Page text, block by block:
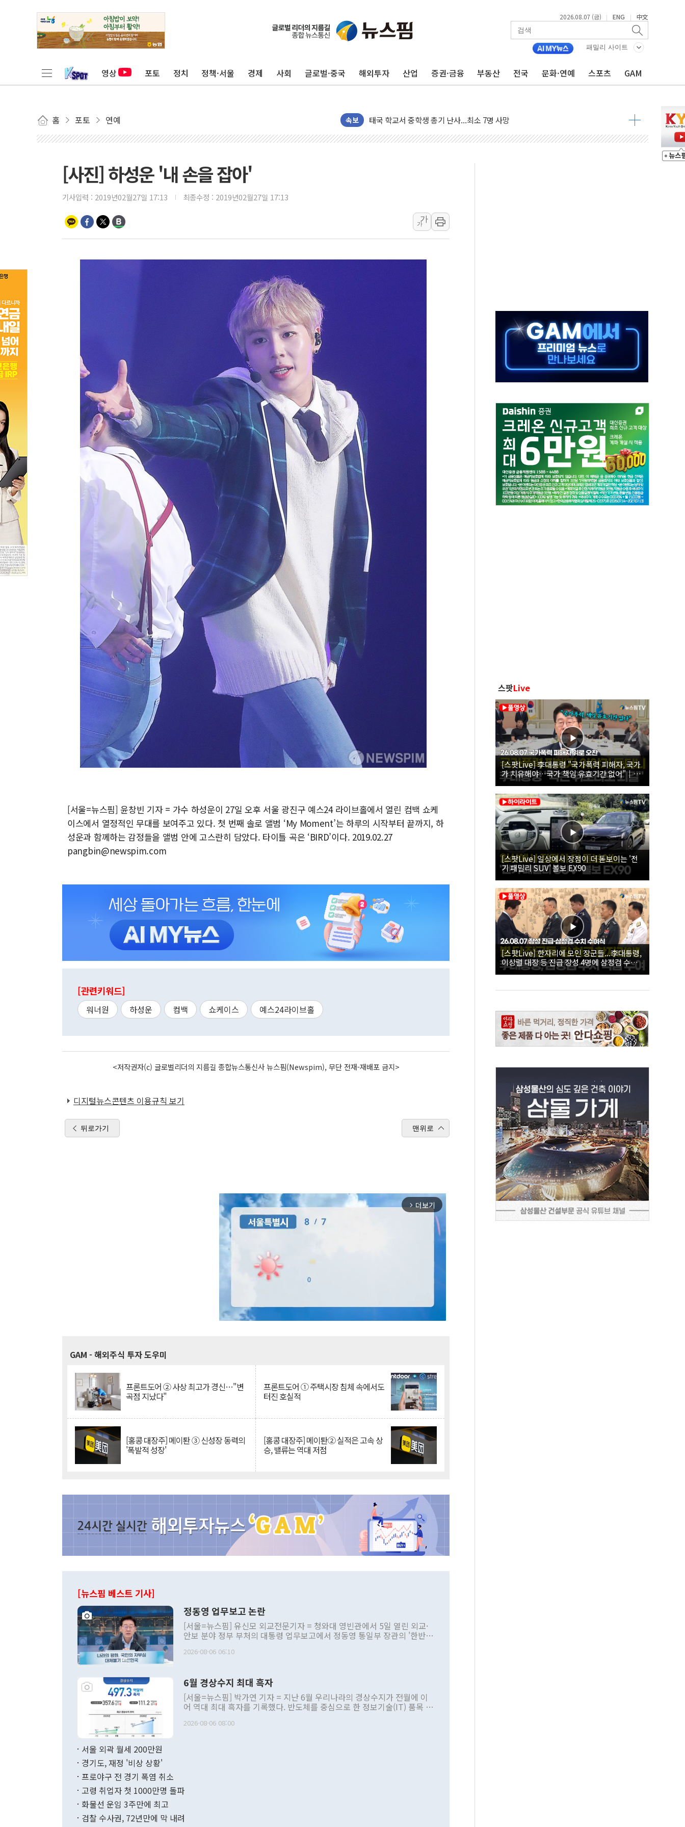
2026.08.07 (금) | ENG | 中文
패밀리 사이트
영상 포토 정치 정책·서울 경제 사회 글로벌·중국 해외투자 산업 증권·금융 부동산 전국 문화·연예 스포츠 GAM
홈 포토 연예 속보
'찜통더위'에 전력수요 역대 최고치 경신…한낮 총수요 104.3GW 기록
후티 반군, 예멘 정부군과 사우디 동시 공격… 위기 고조되는 또 다른 중동 화약고
경찰, 9월부터 '가족 사건' 못 맡는다…상피제 실시
포스코홀딩스, 포스코인터·DX 지분 일부 매각
40.2도 찍은 서울 등 폭염중대경보 해제…누적 온열질환자 2872명
"文정부 악몽 재현 안돼"...李 부동산 세제안에 與 내부서 '총선·대선 직격탄' 우려
李대통령, 호우 피해 경북 안동·의성 특별재난지역 선포
프롬바이오, 10일 거래 재개…"재무구조 개편"
NH농협생명, 농작업 중 온열질환 보장…폭염기 신속 보상 강화
아바코, 2분기 매출 120억원
랩지노믹스 "디엑솜과 美 암 진단 분야 독점 라이선스 계약"
벼랑 끝 선 '동전주' 무더기 상폐 위기…관리종목 우려 지정예고 총 63개
[사진] 하성운 '내 손을 잡아'
기사입력 : 2019년02월27일 17:13 최종수정 : 2019년02월27일 17:13
가
가
[서울=뉴스핌] 윤창빈 기자 = 가수 하성운이 27일 오후 서울 광진구 예스24 라이브홀에서 열린 컴백 쇼케
이스에서 열정적인 무대를 보여주고 있다. 첫 번째 솔로 앨범 ‘My Moment’는 하루의 시작부터 끝까지, 하
성운과 함께하는 감정들을 앨범 안에 고스란히 담았다. 타이틀 곡은 ‘BIRD’이다. 2019.02.27
pangbin@newspim.com
[관련키워드]
워너원 하성운 컴백 쇼케이스 예스24라이브홀
<저작권자(c) 글로벌리더의 지름길 종합뉴스통신사 뉴스핌(Newspim), 무단 전재-재배포 금지>
디지털뉴스콘텐츠 이용규칙 보기
뒤로가기 맨위로
arrow_forward_ios 더보기
GAM - 해외주식 투자 도우미
프론트도어 ② 사상 최고가 경신…"변
곡점 지났다"
프론트도어 ① 주택시장 침체 속에서도
터진 호실적
[홍콩 대장주] 메이퇀 ③ 신성장 동력의
'폭발적 성장'
[홍콩 대장주] 메이퇀② 실적은 고속 상
승, 밸류는 역대 저점
[뉴스핌 베스트 기사]
정동영 업무보고 논란
[서울=뉴스핌] 유신모 외교전문기자 = 청와대 영빈관에서 5일 열린 외교·
안보 분야 정부 부처의 대통령 업무보고에서 정동영 통일부 장관의 '한반도
발언 중에는 정부 내 조율을 거치지 않은 사안을 정책으로 추진하겠다고 공
주의적 희망에 근거한 비현실적 구상'이라는 비판을 내놨다. 그동안 정 장
관의 대북 정책 관련 발언이 물의를 빚은 적은 여러 번 있지만 대통령과 유
관 부처 장관이 공개적으로 부정적 입장을 표명한 것은 이례적이다. 정 장
관의 무리한 대북 접근법과 월권을 제어해야 한다는 목소리도 높아지고 있
다. [정동영 통일부 장관이 지난달 23일 오후 서울 종로구 정부서울청사에
무너졌다고도 했다. 또 "현 시점에서 흘러간 선(先)비핵화만 되뇌는 것은
함께 4자 대화의 동력을 확보하기 위해 최선을 다할 것"이라고 말했다. 하
2026-08-06 06:10
6월 경상수지 최대 흑자
[서울=뉴스핌] 박가연 기자 = 지난 6월 우리나라의 경상수지가 전월에 이
어 역대 최대 흑자를 기록했다. 반도체를 중심으로 한 정보기술(IT) 품목 수
료=한국은행] 한국은행이 6일 발표한 '2026년 6월 국제수지(잠정)'에 따르
며 월간 기준 처음으로 1000억달러를 넘어섰다. 상품수입은 644억8000만
196.9% 급증했고 컴퓨터·주변기기(SSD)는 282.7% 증가했다. IT 품목
수출은 160.4% 늘었으며 비IT 품목도 ▲석유제품(47.5%) ▲화공품
2026-08-06 08:00
서울 외곽 월세 200만원
경기도, 재정 '비상 상황'
프로야구 전 경기 폭염 취소
고령 취업자 첫 1000만명 돌파
화물선 운임 3주만에 최고
검찰 수사권, 72년만에 막 내려
스팟Live
[스팟Live] 李대통령 "국가폭력 피해자, 국가
가 치유해야…국가 책임 유효기간 없어"｜
26.08.07 국가폭력 피해자 위로 오찬
[스팟Live] 일상에서 장점이 더 돋보이는 '전
기 패밀리 SUV' 볼보 EX90
[스팟Live] 한자리에 모인 장군들...李대통령,
이상렬 대장 등 진급 장성 4명에 삼정검 수치
직접 수여｜26.08.07 장성 진급·삼정검 수치